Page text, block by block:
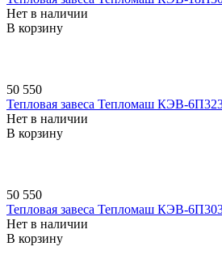
Нет в наличии
В корзину
50 550
Тепловая завеса Тепломаш КЭВ-
Нет в наличии
В корзину
50 550
Тепловая завеса Тепломаш КЭВ-
Нет в наличии
В корзину